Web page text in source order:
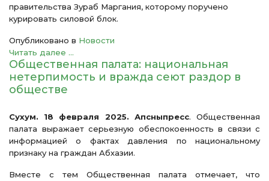
правительства Зураб Маргания, которому поручено
курировать силовой блок.
Опубликовано в Новости
Читать далее ...
Общественная палата: национальная
нетерпимость и вражда сеют раздор в
обществе
Сухум. 18 февраля 2025. Апсныпресс. Общественная
палата выражает серьезную обеспокоенность в связи с
информацией о фактах давления по национальному
признаку на граждан Абхазии.
Вместе с тем Общественная палата отмечает, что